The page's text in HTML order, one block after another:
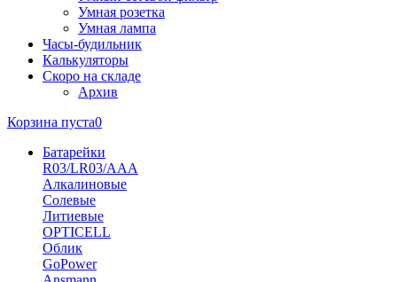
Умная розетка
Умная лампа
Часы-будильник
Калькуляторы
Скоро на складе
Архив
Корзина пуста0
Батарейки
R03/LR03/AAA
Алкалиновые
Солевые
Литиевые
OPTICELL
Облик
GoPower